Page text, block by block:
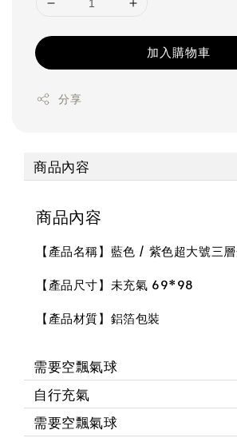
加入購物車
分享
商品內容
商品內容
【產品名稱】藍色 / 紫色超大號三
【產品尺寸】未充氣 69*98
【產品材質】鋁箔包裝
需要空飄氣球
自行充氣
需要空飄氣球